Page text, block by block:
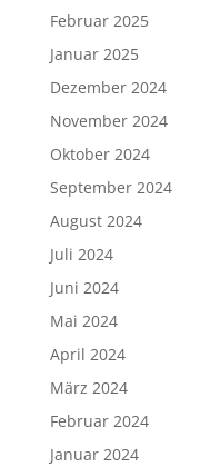
Februar 2025
Januar 2025
Dezember 2024
November 2024
Oktober 2024
September 2024
August 2024
Juli 2024
Juni 2024
Mai 2024
April 2024
März 2024
Februar 2024
Januar 2024